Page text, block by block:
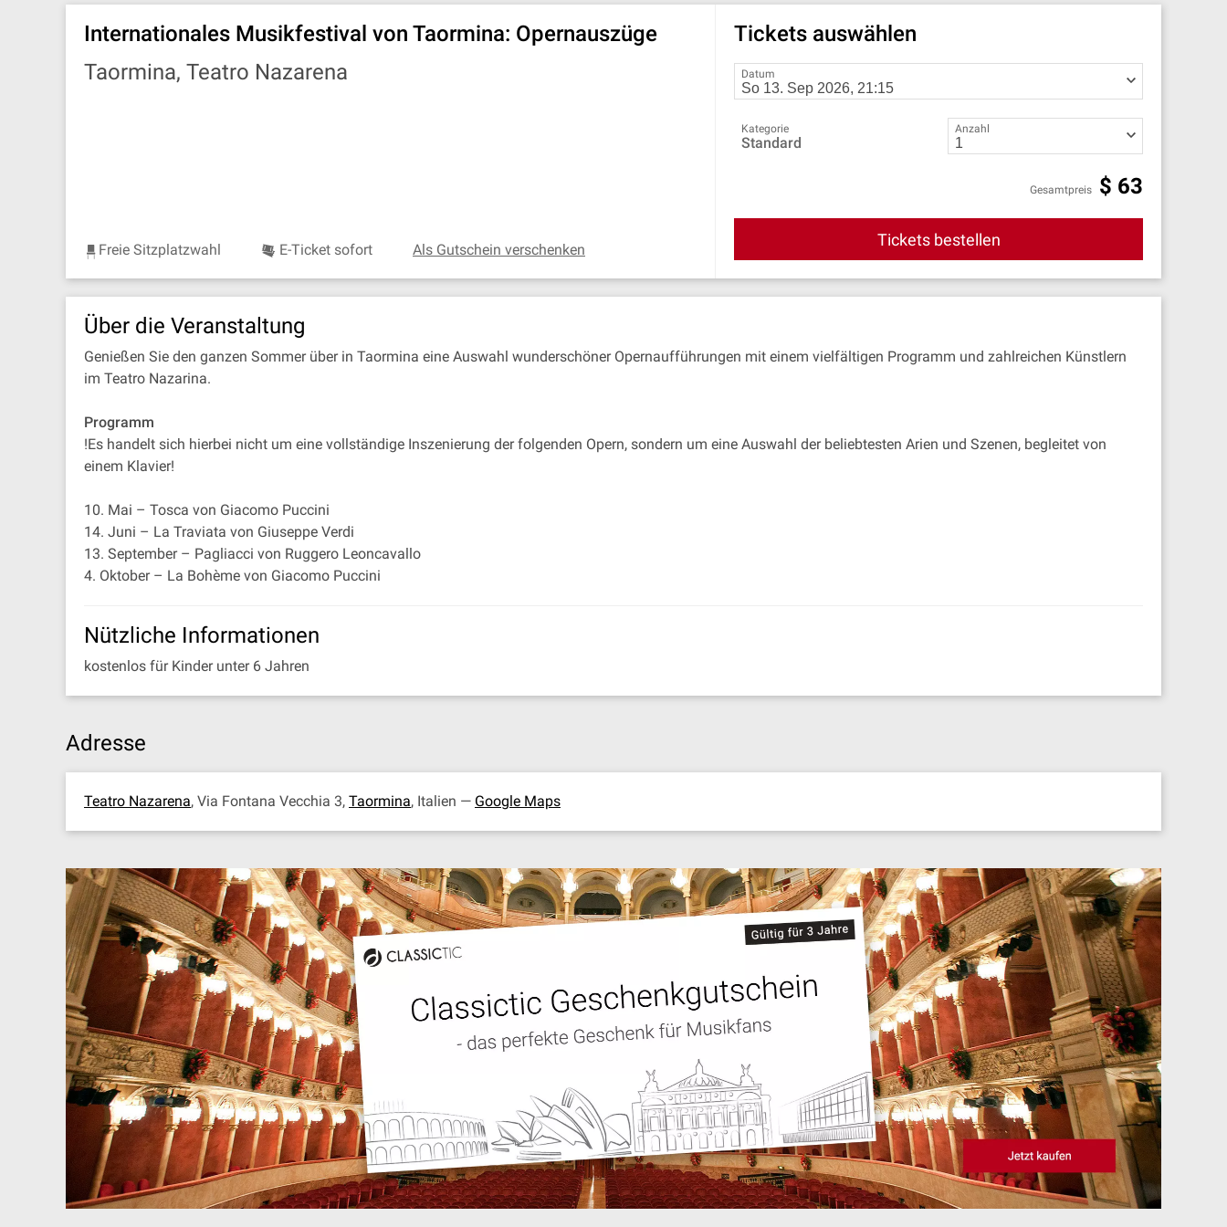
Internationales Musikfestival von Taormina: Opernauszüge
Taormina, Teatro Nazarena
Freie Sitzplatzwahl E-Ticket sofort Als Gutschein verschenken
Tickets auswählen
Datum
Kategorie
Standard
Anzahl
Gesamtpreis $ 63
Tickets bestellen
Über die Veranstaltung
Genießen Sie den ganzen Sommer über in Taormina eine Auswahl wunderschöner Opernaufführungen mit einem vielfältigen Programm und zahlreichen Künstlern
im Teatro Nazarina.
Programm
!Es handelt sich hierbei nicht um eine vollständige Inszenierung der folgenden Opern, sondern um eine Auswahl der beliebtesten Arien und Szenen, begleitet von
einem Klavier!
10. Mai – Tosca von Giacomo Puccini
14. Juni – La Traviata von Giuseppe Verdi
13. September – Pagliacci von Ruggero Leoncavallo
4. Oktober – La Bohème von Giacomo Puccini
Nützliche Informationen
kostenlos für Kinder unter 6 Jahren
Adresse
Teatro Nazarena, Via Fontana Vecchia 3, Taormina, Italien — Google Maps